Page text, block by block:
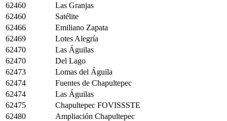
62460
Las Granjas
62460
Satélite
62466
Emiliano Zapata
62469
Lotes Alegría
62470
Las Águilas
62470
Del Lago
62473
Lomas del Águila
62474
Fuentes de Chapultepec
62474
Las Águilas
62475
Chapultepec FOVISSSTE
62480
Ampliación Chapultepec